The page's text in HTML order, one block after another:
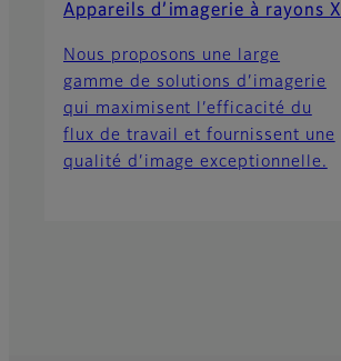
Appareils d’imagerie à rayons X
Nous proposons une large
gamme de solutions d’imagerie
qui maximisent l’efficacité du
flux de travail et fournissent une
qualité d’image exceptionnelle.